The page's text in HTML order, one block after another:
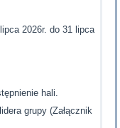
2026r. do 31 lipca
hali.
grupy (Załącznik